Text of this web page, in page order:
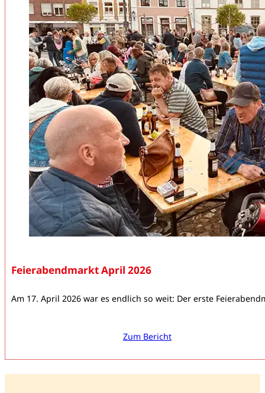
Feierabendmarkt April 2026
Am 17. April 2026 war es endlich so weit: Der erste
Zum Bericht